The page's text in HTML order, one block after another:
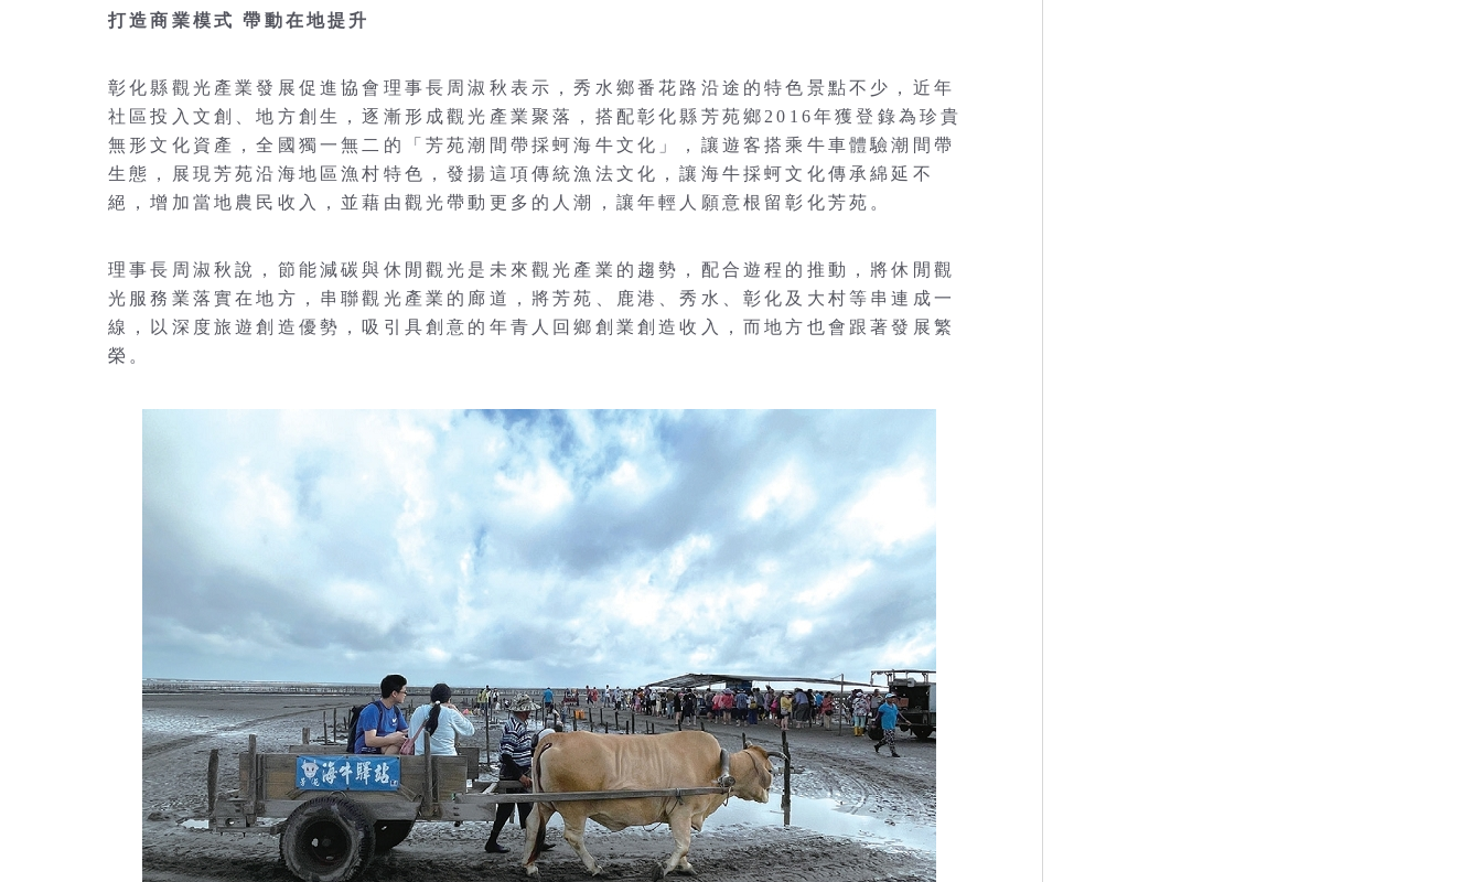
打造商業模式 帶動在地提升
彰化縣觀光產業發展促進協會理事長周淑秋表示，秀水鄉番花路沿途的特色景點不少，近年
社區投入文創、地方創生，逐漸形成觀光產業聚落，搭配彰化縣芳苑鄉2016年獲登錄為珍貴
無形文化資產，全國獨一無二的「芳苑潮間帶採蚵海牛文化」，讓遊客搭乘牛車體驗潮間帶
生態，展現芳苑沿海地區漁村特色，發揚這項傳統漁法文化，讓海牛採蚵文化傳承綿延不
絕，增加當地農民收入，並藉由觀光帶動更多的人潮，讓年輕人願意根留彰化芳苑。
理事長周淑秋說，節能減碳與休閒觀光是未來觀光產業的趨勢，配合遊程的推動，將休閒觀
光服務業落實在地方，串聯觀光產業的廊道，將芳苑、鹿港、秀水、彰化及大村等串連成一
線，以深度旅遊創造優勢，吸引具創意的年青人回鄉創業創造收入，而地方也會跟著發展繁
榮。